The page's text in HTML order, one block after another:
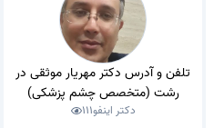
تلفن و آدرس دکتر مهریار موثقی در
رشت (متخصص چشم پزشکی)
دکتر اینفو111